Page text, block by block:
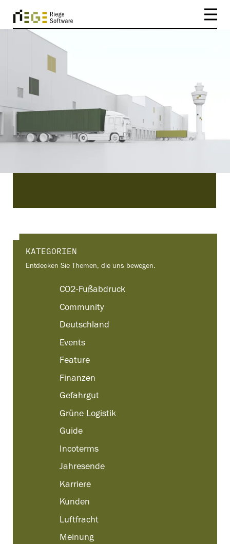
CATEGORY
Mexico
Mexico | Sie sind auf der Suche nach
interessanten Beiträgen zu Themen, die
KATEGORIEN
Entdecken Sie Themen, die uns bewegen.
CO2-Fußabdruck
Community
Deutschland
Events
Feature
Finanzen
Gefahrgut
Grüne Logistik
Guide
Incoterms
Jahresende
Karriere
Kunden
Luftfracht
Meinung